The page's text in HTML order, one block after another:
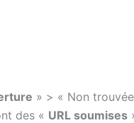
» > « Non
des « URL soumises